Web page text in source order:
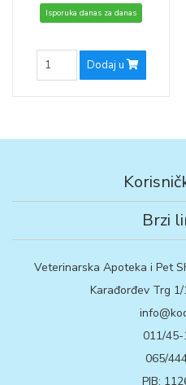
Isporuka danas za danas
Dodaj u
Brzi
Veterinarska Apoteka i Pet
Karađorđev Trg
011/
065/
PIB: